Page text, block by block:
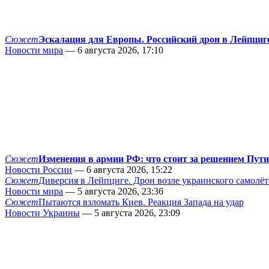
СюжетЭскалация для Европы. Российский дрон в
Новости мира — 6 августа 2026, 17:10
СюжетИзменения в армии РФ: что стоит за решением
Новости России — 6 августа 2026, 15:22
СюжетДиверсия в Лейпциге. Дрон возле украинского
Новости мира — 5 августа 2026, 23:36
СюжетПытаются взломать Киев. Реакция Запада на удар
Новости Украины — 5 августа 2026, 23:09